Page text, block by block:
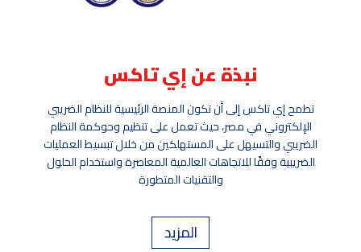
نبذة عن إي تاكس
تطمح إي تاكس إلى أن تكون المنصة الرئيسية للنظام الضريبي
الإلكتروني في مصر، حيث تعمل على تنظيم وحوكمة النظام
الضريبي والتسيهل على المستهلكين من خلال تبسيط العمليات
الضريبية وفقًا للاتجاهات العالمية المعاصرة واستخدام الحلول
والتقنيات المتطورة
المزيد